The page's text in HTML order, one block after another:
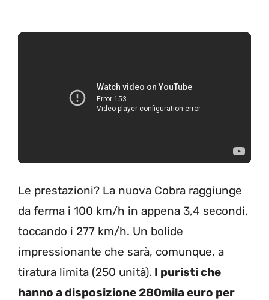
Le prestazioni? La nuova Cobra raggiunge
da ferma i 100 km/h in appena 3,4 secondi,
toccando i 277 km/h. Un bolide
impressionante che sarà, comunque, a
tiratura limita (250 unità). I puristi che
hanno a disposizione 280mila euro per